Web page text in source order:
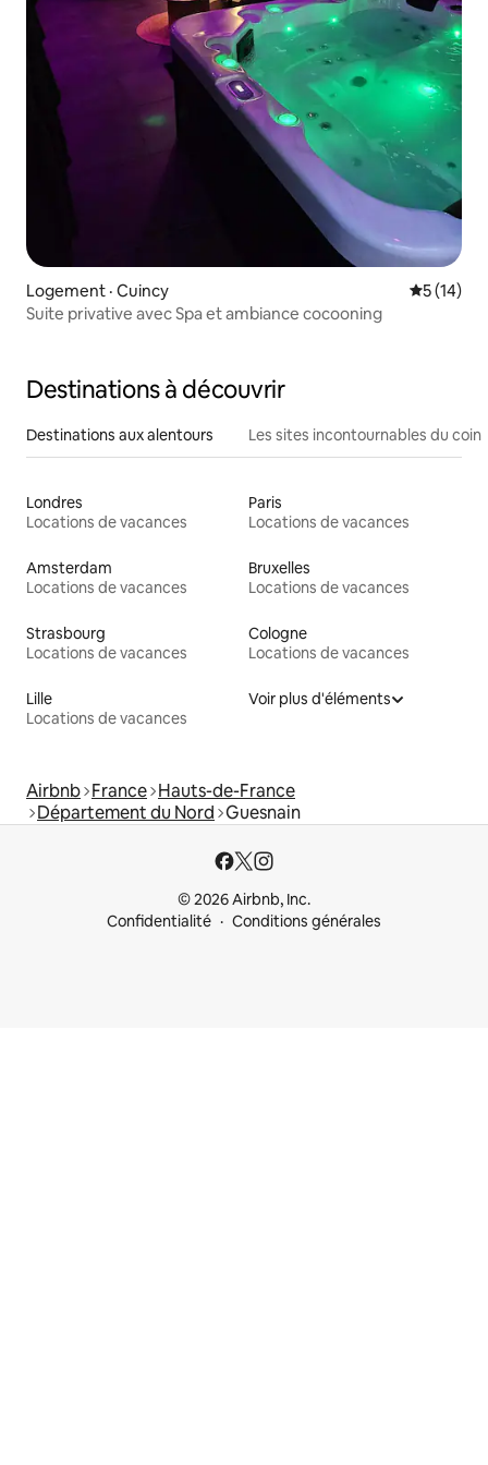
Logement · Cuincy Note
5 (14)
Suite privative avec Spa et ambiance cocooning
Destinations à découvrir
Destinations aux alentours Les sites incontournables du coin
Londres
Locations de vacances
Paris
Locations de vacances
Amsterdam
Locations de vacances
Bruxelles
Locations de vacances
Strasbourg
Locations de vacances
Cologne
Locations de vacances
Lille
Locations de vacances
Voir plus d'éléments
Airbnb France Hauts-de-France
Département du Nord Guesnain
© 2026 Airbnb, Inc.
Confidentialité
Conditions générales